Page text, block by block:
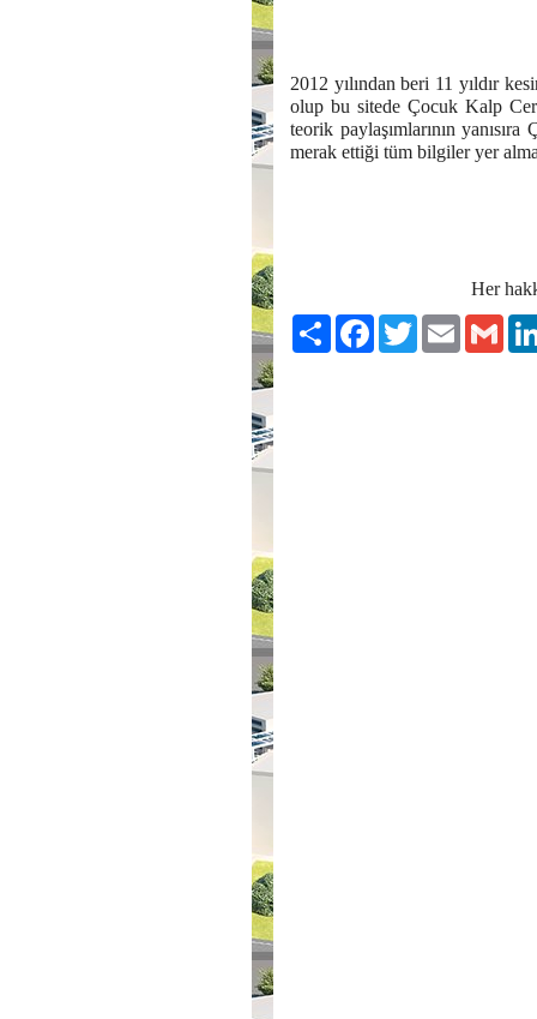
2012 yılından beri 11 yıldır
olup bu sitede Çocuk Kalp
teorik paylaşımlarının
merak ettiği tüm bilgiler yer
Her
Paylaş FacebookTwitter Email Gmail